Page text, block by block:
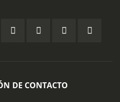
DE CONTACTO